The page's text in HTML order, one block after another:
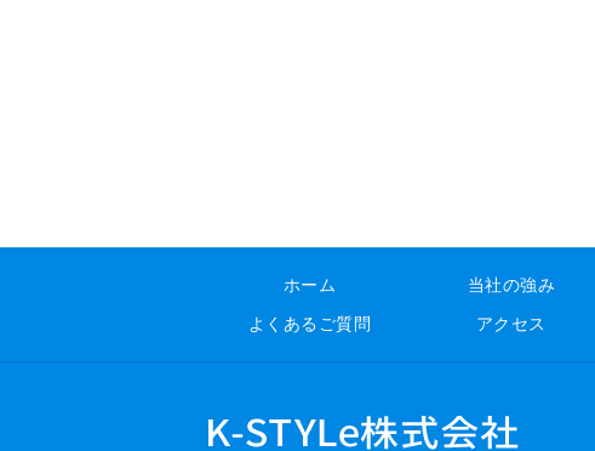
ホーム 当社の強み
よくあるご質問
アクセス